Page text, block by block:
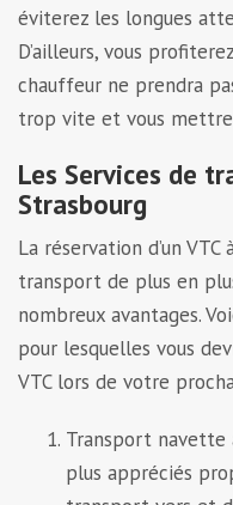
éviterez les longues
D’ailleurs, vous
chauffeur ne prendra
trop vite et vous mettre
Les Services de
Strasbourg
La réservation d’un
transport de plus en
nombreux avantages.
pour lesquelles vous
VTC lors de votre
Transport navette
plus appréciés